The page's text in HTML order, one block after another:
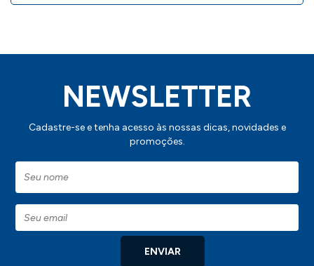
Caso deseje conhecer outros modelos
desse produto,clique aqui
Consulte a aba personalização para saber detalhes de como
aplicar sua marca neste produto.
NEWSLETTER
Cadastre-se e tenha acesso às nossas dicas, novidades e
promoções.
ENVIAR